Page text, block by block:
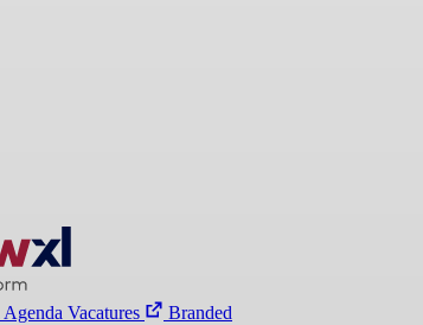
Agenda Vacatures Branded